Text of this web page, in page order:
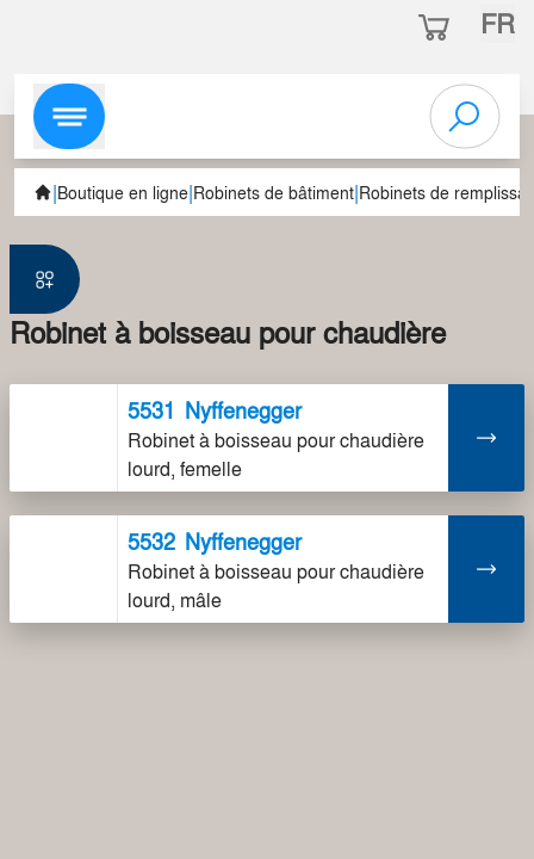
FR
|Boutique en ligne|Robinets de bâtiment|Robinets de
Robinet à boisseau pour chaudière
5531 Nyffenegger
Robinet à boisseau pour chaudière
lourd, femelle
5532 Nyffenegger
Robinet à boisseau pour chaudière
lourd, mâle